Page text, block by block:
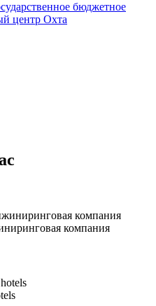
бюджетное
центр Охта
компания